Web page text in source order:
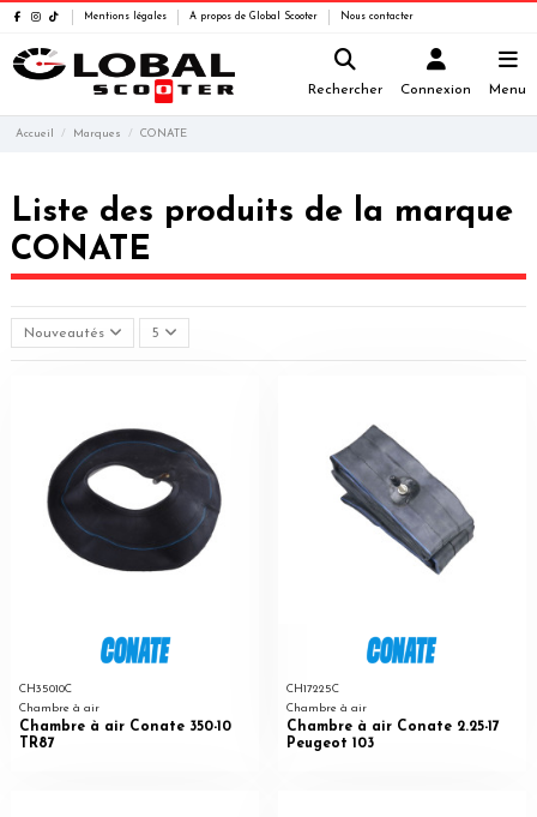
Mentions légales A propos de Global Scooter Nous contacter
Rechercher Connexion Menu
Accueil Marques CONATE
Liste des produits de la marque
CONATE
Nouveautés 5
CH35010C
Chambre à air
Chambre à air Conate 350-10
TR87
CH17225C
Chambre à air
Chambre à air Conate 2.25-17
Peugeot 103